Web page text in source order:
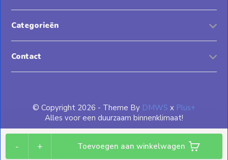
+
- Toevoegen aan winkelwagen
Categorieën
Contact
© Copyright 2026 - Theme By DMWS x Plus+
Alles voor een duurzaam binnenklimaat!